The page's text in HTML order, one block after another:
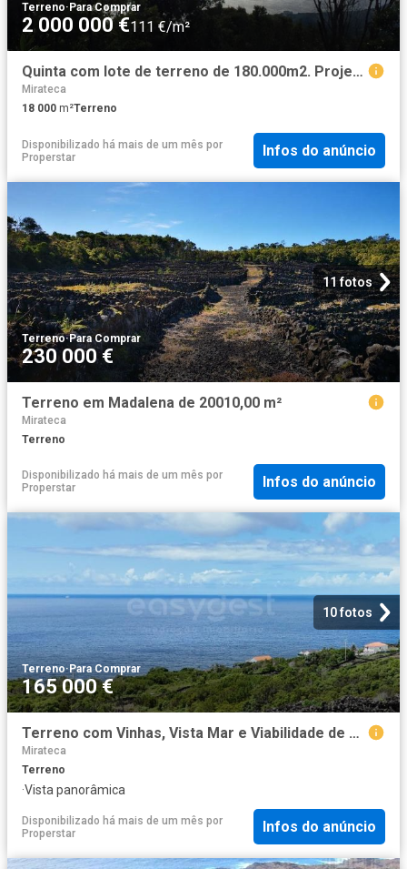
Terreno· Para Comprar
2 000 000 €111 €/m²
Quinta com lote de terreno de 180.000m2. Projecto para Hotel, Moradias, Apartamentos e Mini quintas
Mirateca
18 000 m²Terreno
Disponibilizado há mais de um mês por
Properstar
Infos do anúncio
11 fotos
Terreno·Para Comprar
230 000 €
Terreno em Madalena de 20010,00 m²
Mirateca
Terreno
Disponibilizado há mais de um mês por
Properstar
Infos do anúncio
10 fotos
Terreno·Para Comprar
165 000 €
Terreno com Vinhas, Vista Mar e Viabilidade de Construção, Lajinha São Mateus, Ilha do Pico
Mirateca
Terreno
·Vista panorâmica
Disponibilizado há mais de um mês por
Properstar
Infos do anúncio